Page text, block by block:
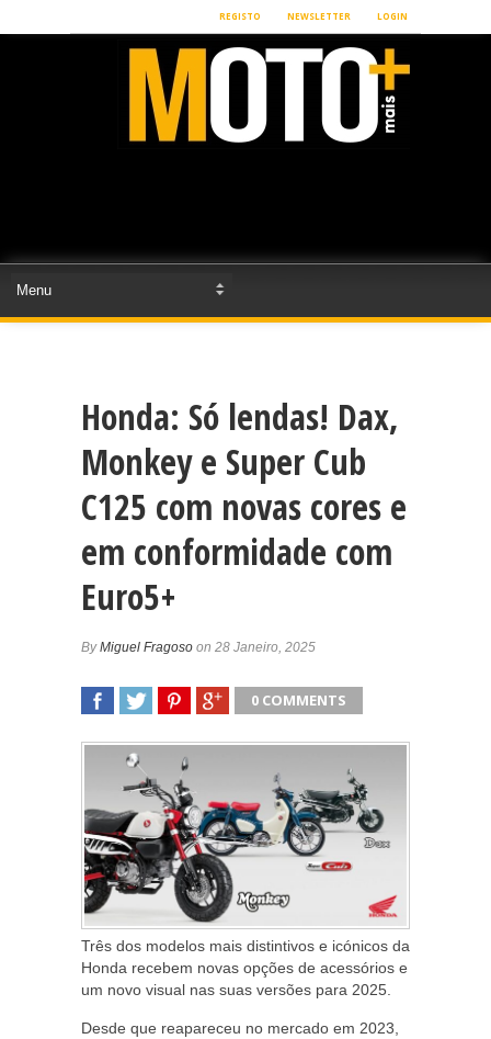
REGISTO NEWSLETTER LOGIN
Honda: Só lendas! Dax,
Monkey e Super Cub
C125 com novas cores e
em conformidade com
Euro5+
ByMiguel Fragoso on 28 Janeiro, 2025
0 COMMENTS
Três dos modelos mais distintivos e icónicos da
Honda recebem novas opções de acessórios e
um novo visual nas suas versões para 2025.
Desde que reapareceu no mercado em 2023,